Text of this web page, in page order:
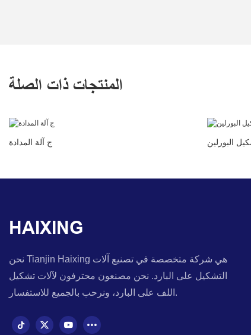
المنتجات ذات الصلة
ج آلة المدادة
HAIXING
نحن Tianjin Haixing هي شركة متخصصة في تصنيع آلات
التشكيل على البارد. نحن مصنعون محترفون لآلات تشكيل
اللف على البارد، ونرحب بالجميع للاستفسار.